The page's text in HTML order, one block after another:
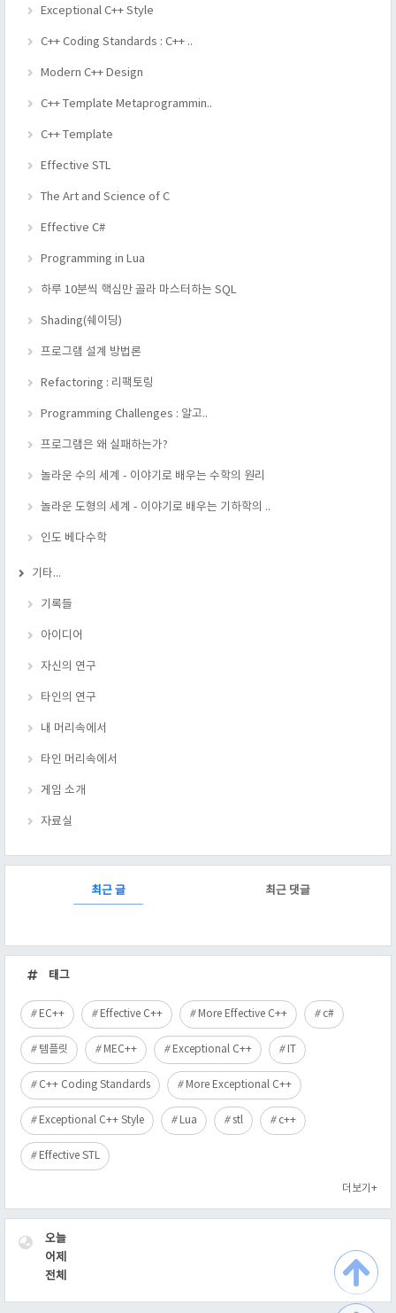
Exceptional C++ Style
C++ Coding Standards : C++ ..
Modern C++ Design
C++ Template Metaprogrammin..
C++ Template
Effective STL
The Art and Science of C
Effective C#
Programming in Lua
하루 10분씩 핵심만 골라 마스터하는 SQL
Shading(쉐이딩)
프로그램 설계 방법론
Refactoring : 리팩토링
Programming Challenges : 알고..
프로그램은 왜 실패하는가?
놀라운 수의 세계 - 이야기로 배우는 수학의 원리
놀라운 도형의 세계 - 이야기로 배우는 기하학의 ..
인도 베다수학
기타...
기록들
아이디어
자신의 연구
타인의 연구
내 머리속에서
타인 머리속에서
게임 소개
자료실
최근 글 최근 댓글
근
글
태그
EC++ Effective C++ More Effective C++ c#
템플릿 MEC++ Exceptional C++ IT
C++ Coding Standards More Exceptional C++
Exceptional C++ Style Lua stl c++
Effective STL
더보기+
VISITOR
오늘
어제
전체